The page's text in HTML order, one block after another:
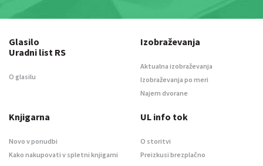
Glasilo
Uradni list RS
O glasilu
Izobraževanja
Aktualna izobraževanja
Izobraževanja po meri
Najem dvorane
Knjigarna
Novo v ponudbi
Kako nakupovati v spletni knjigarni
UL info tok
O storitvi
Preizkusi brezplačno